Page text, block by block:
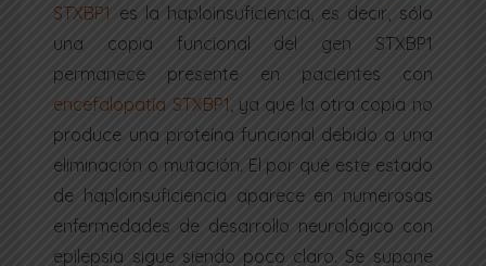
STXBP1 es la haploinsuficiencia, es decir, sólo
una copia funcional del gen STXBP1
permanece presente en pacientes con
encefalopatía STXBP1 , ya que la otra copia no
produce una proteína funcional debido a una
eliminación o mutación. El por qué este estado
de haploinsuficiencia aparece en numerosas
enfermedades de desarrollo neurológico con
epilepsia sigue siendo poco claro. Se supone